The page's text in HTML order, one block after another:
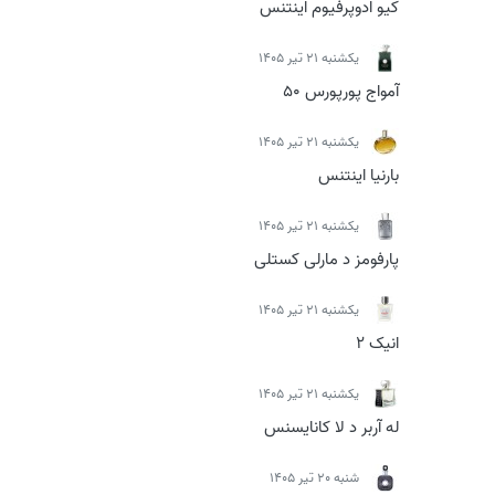
کیو ادوپرفیوم اینتنس
يكشنبه 21 تیر 1405
آمواج پورپورس 50
يكشنبه 21 تیر 1405
بارنیا اینتنس
يكشنبه 21 تیر 1405
پارفومز د مارلی کستلی
يكشنبه 21 تیر 1405
انیک 2
يكشنبه 21 تیر 1405
له آربر د لا کانایسنس
شنبه 20 تیر 1405